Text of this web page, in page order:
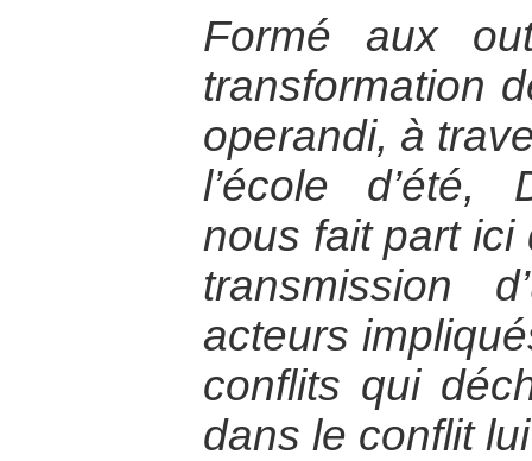
Formé aux
transformation
operandi, à
l’école d’été,
nous fait part
transmission
acteurs
conflits qui
dans le conflit